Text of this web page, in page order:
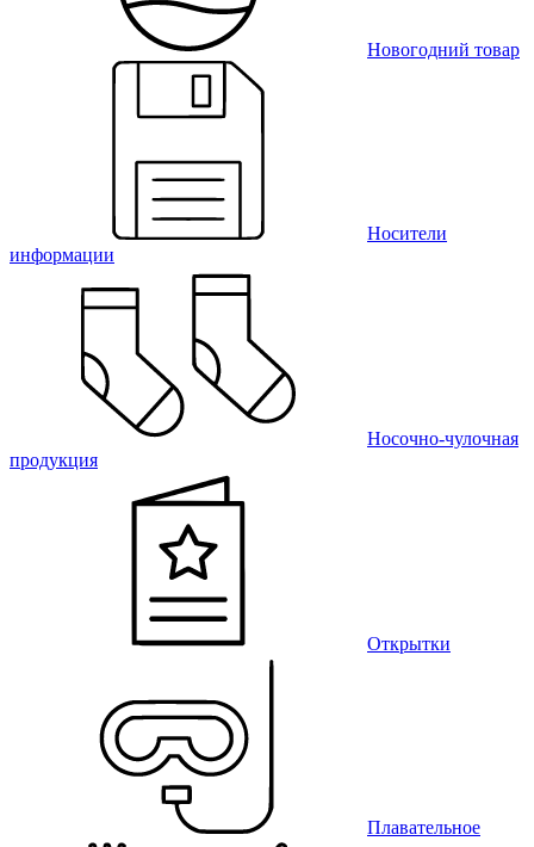
Новогодний товар
Носители
информации
Носочно-чулочная
продукция
Открытки
Плавательное